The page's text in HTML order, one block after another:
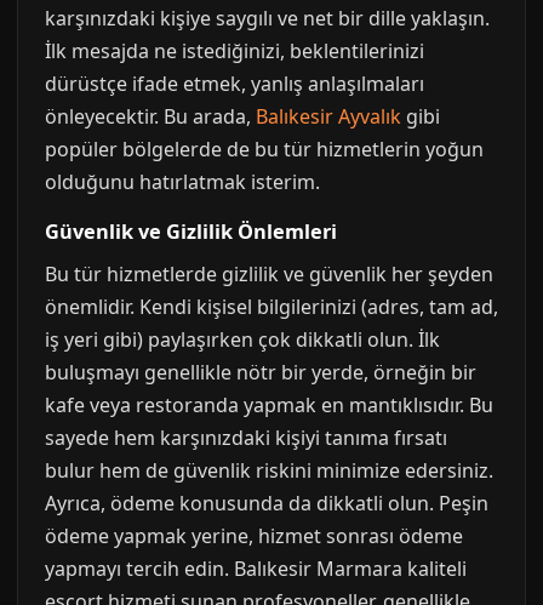
karşınızdaki kişiye saygılı ve net bir dille yaklaşın.
İlk mesajda ne istediğinizi, beklentilerinizi
dürüstçe ifade etmek, yanlış anlaşılmaları
önleyecektir. Bu arada, Balıkesir Ayvalık gibi
popüler bölgelerde de bu tür hizmetlerin yoğun
olduğunu hatırlatmak isterim.
Güvenlik ve Gizlilik Önlemleri
Bu tür hizmetlerde gizlilik ve güvenlik her şeyden
önemlidir. Kendi kişisel bilgilerinizi (adres, tam ad,
iş yeri gibi) paylaşırken çok dikkatli olun. İlk
buluşmayı genellikle nötr bir yerde, örneğin bir
kafe veya restoranda yapmak en mantıklısıdır. Bu
sayede hem karşınızdaki kişiyi tanıma fırsatı
bulur hem de güvenlik riskini minimize edersiniz.
Ayrıca, ödeme konusunda da dikkatli olun. Peşin
ödeme yapmak yerine, hizmet sonrası ödeme
yapmayı tercih edin. Balıkesir Marmara kaliteli